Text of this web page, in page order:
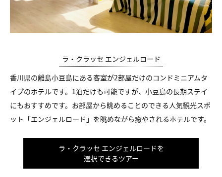
ラ・クラッセ エンジェルロード
香川県の離島小豆島にある客室が2部屋だけのコンドミニアムタ
イプのホテルです。1泊だけも可能ですが、小豆島の長期ステイ
にもおすすめです。お部屋から眺めることのできる人気観光スポ
ット「エンジェルロード」を眺めながら癒やされるホテルです。
ラ・クラッセ エンジェルロードを
選択できるツアー